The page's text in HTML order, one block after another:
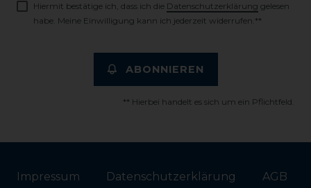
Hiermit bestätige ich, dass ich die Daten­schutz­erklärung gelesen
habe. Meine Einwilligung kann ich jederzeit widerrufen.**
ABONNIEREN
** Hierbei handelt es sich um ein Pflichtfeld.
Impressum Daten­schutz­erklärung AGB